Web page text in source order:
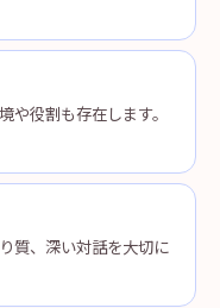
や役割も存在します。
質、深い対話を大切に